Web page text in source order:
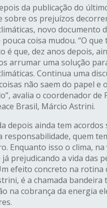
da publicação do
sobre os prejuízos
novo documento
coisa mudou. “O que
é que, dez anos depois,
arrumar uma solução
Continua uma
não saem do papel e
avalia o coordenador de
Brasil, Márcio Astrini.
depois ainda tem
responsabilidade, quem
Enquanto isso o clima, na
prejudicando a vida das
efeito concreto na rotina
é a chamada
na cobrança da energia